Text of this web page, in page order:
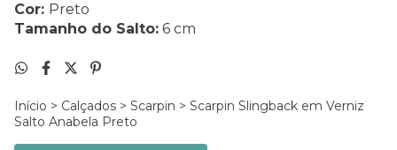
Cor: Preto
Tamanho do Salto: 6 cm
Início > Calçados > Scarpin > Scarpin Slingback em Verniz
Salto Anabela Preto